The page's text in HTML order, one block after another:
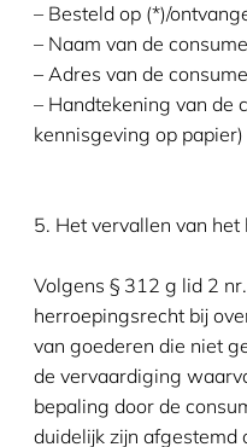
– Besteld op (*)/
– Naam van de
– Adres van de
– Handtekening van de
kennisgeving op papier)
5. Het vervallen van
Volgens § 312 g lid 2
herroepingsrecht bij
van goederen die niet
de vervaardiging
bepaling door de
duidelijk zijn afgestemd